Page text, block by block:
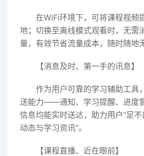
在WiFi环境下，可将课程视频
地；切换至离线模式观看时，无需
量，有效节省流量成本，随时随地
【消息及时、第一手的讯息】​
作为用户可靠的学习辅助工具
送能力——通知、学习提醒、进度
信息均能实时送达，助力用户“足
动态与学习资讯”。​
【课程直播、近在眼前】​